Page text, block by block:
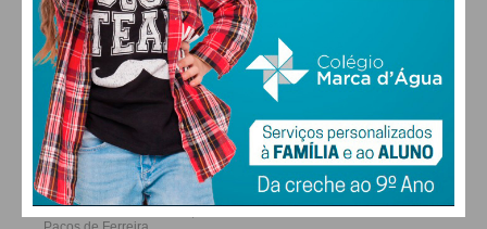
FARMACIAS DE SERVIÇO EM PAÇOS DE
FERREIRA